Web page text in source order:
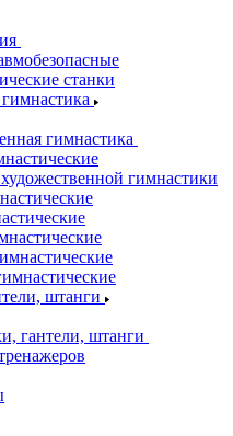
станки
гимнастика
гимнастики
штанги
гантели, штанги